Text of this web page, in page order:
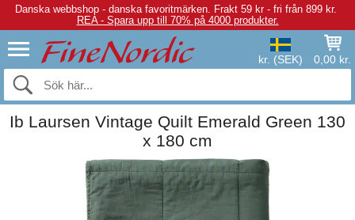
Danska webbshop - danska favoritmärken. Frakt 59 kr - fri från 899 kr.
REA - Spara upp till 70% på 4000 produkter.
kr. (SEK) 0,00 kr.
Ib Laursen Vintage Quilt Emerald Green 130
x 180 cm